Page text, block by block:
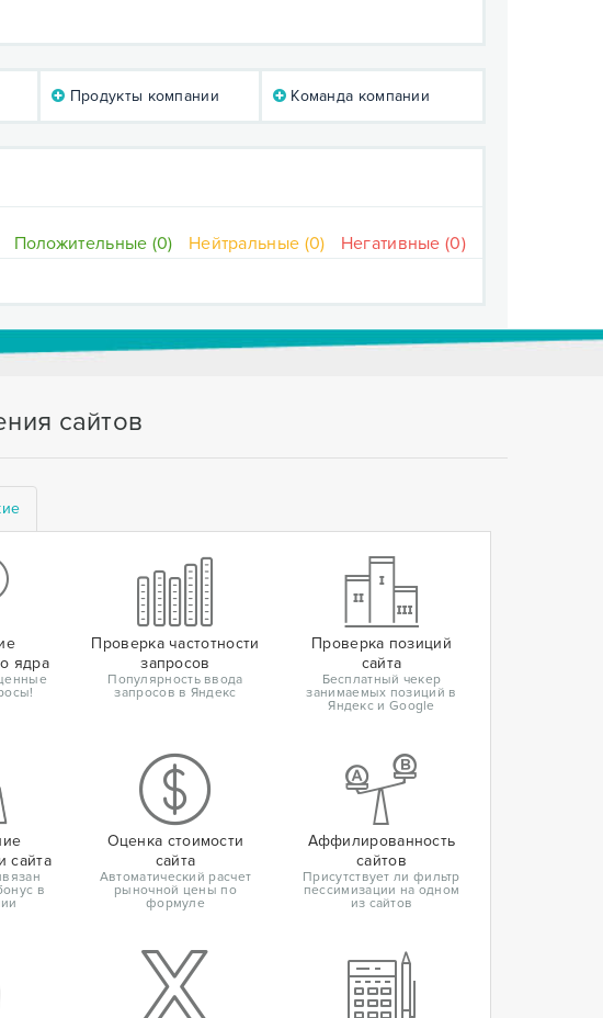
Продукты компании Команда компании
Положительные (0) Нейтральные (0) Негативные (0)
сайтов
ядра
Проверка частотности
запросов
Популярность ввода
запросов в Яндекс
Проверка позиций
сайта
Бесплатный чекер
занимаемых позиций в
Яндекс и Google
сайта
в
Оценка стоимости
сайта
Автоматический расчет
рыночной цены по
формуле
Аффилированность
сайтов
Присутствует ли фильтр
пессимизации на одном
из сайтов